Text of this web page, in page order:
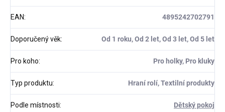
EAN: 4895242702791
Doporučený věk: Od 1 roku, Od 2 let, Od 3 let, Od 5 let
Pro koho: Pro holky, Pro kluky
Typ produktu: Hraní rolí, Textilní produkty
Podle místnosti: Dětský pokoj